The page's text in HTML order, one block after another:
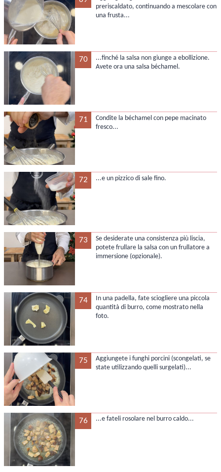
preriscaldato, continuando a mescolare con
una frusta...
70
...finché la salsa non giunge a ebollizione.
Avete ora una salsa béchamel.
71
Condite la béchamel con pepe macinato
fresco...
72 ...e un pizzico di sale fino.
73
Se desiderate una consistenza più liscia,
potete frullare la salsa con un frullatore a
immersione (opzionale).
74
In una padella, fate sciogliere una piccola
quantità di burro, come mostrato nella
foto.
75
Aggiungete i funghi porcini (scongelati, se
state utilizzando quelli surgelati)...
76 ...e fateli rosolare nel burro caldo...